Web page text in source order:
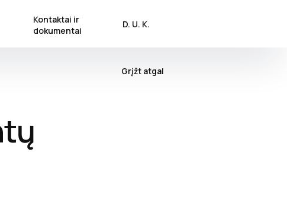
Kontaktai ir
dokumentai
D. U. K.
Grįžt atgal